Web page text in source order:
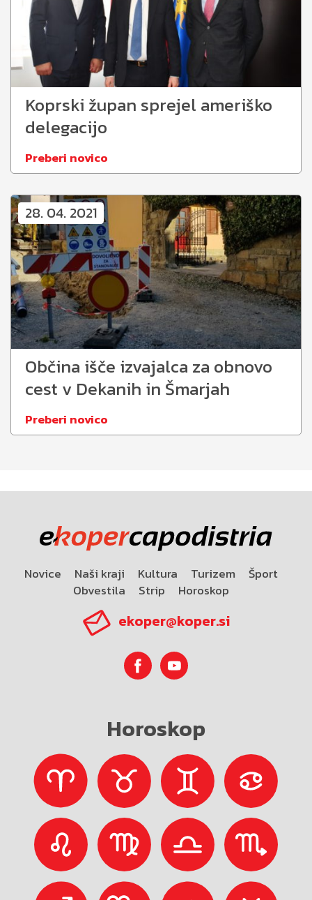
Koprski župan sprejel ameriško
delegacijo
Preberi novico
28. 04. 2021
Občina išče izvajalca za obnovo
cest v Dekanih in Šmarjah
Preberi novico
Novice Naši kraji Kultura Turizem
Šport
Obvestila
Strip Horoskop
ekoper@koper.si
Horoskop